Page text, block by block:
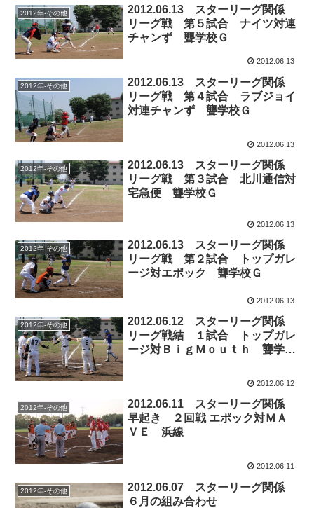
2012年-その他
2012.06.13 スターリーグ関係
リーグ戦 第５試合 ナイツ対連
チャンず 聾学校Ｇ
2012.06.13
2012年-その他
2012.06.13 スターリーグ関係
リーグ戦 第４試合 ラブジョイ
対連チャンず 聾学校Ｇ
2012.06.13
2012年-その他
2012.06.13 スターリーグ関係
リーグ戦 第３試合 北川通信対
宅急便 聾学校Ｇ
2012.06.13
2012年-その他
2012.06.13 スターリーグ関係
リーグ戦 第２試合 トップガレ
ージ対エポック 聾学校Ｇ
2012.06.13
2012年-その他
2012.06.12 スターリーグ関係
リーグ戦結 １試合 トップガレ
ージ対ＢｉｇＭｏｕｔｈ 聾学校
2012.06.12
2012年-その他
2012.06.11 スターリーグ関係
早起き ２回戦 エポック対ＭＡ
ＶＥ 浜線
2012.06.11
2012年-その他
2012.06.07 スターリーグ関係
６月の組み合わせ